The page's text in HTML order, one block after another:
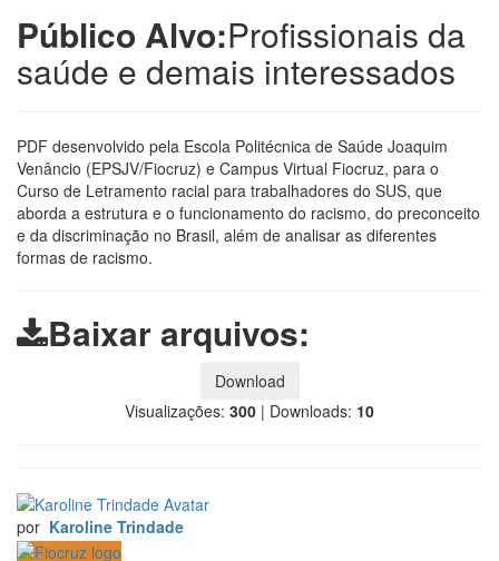
Público Alvo:Profissionais da
saúde e demais interessados
PDF desenvolvido pela Escola Politécnica de Saúde Joaquim
Venâncio (EPSJV/Fiocruz) e Campus Virtual Fiocruz, para o
Curso de Letramento racial para trabalhadores do SUS, que
aborda a estrutura e o funcionamento do racismo, do preconceito
e da discriminação no Brasil, além de analisar as diferentes
formas de racismo.
Baixar arquivos:
Download
Visualizações: 300 | Downloads: 10
por Karoline Trindade